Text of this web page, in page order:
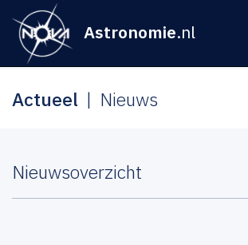
Astronomie.nl
Actueel Nieuws
Nieuwsoverzicht